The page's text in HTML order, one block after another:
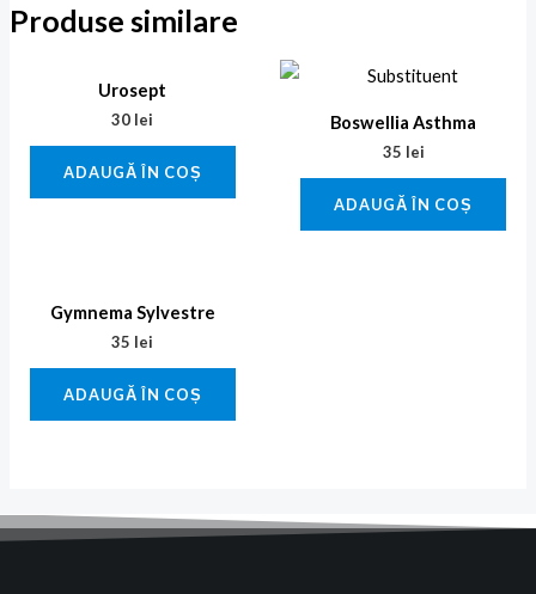
Produse similare
Urosept
30 lei
ADAUGĂ ÎN COȘ
Boswellia Asthma
35 lei
ADAUGĂ ÎN COȘ
Gymnema Sylvestre
35 lei
ADAUGĂ ÎN COȘ